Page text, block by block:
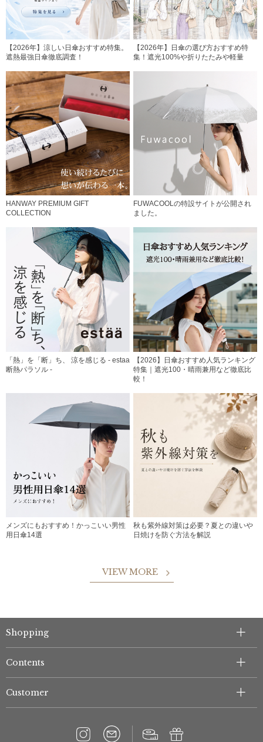
【2026年】涼しい日傘おすすめ特集。
遮熱最強日傘徹底調査！
【2026年】日傘の選び方おすすめ特
集！遮光100%や折りたたみや軽量
HANWAY PREMIUM GIFT
COLLECTION
FUWACOOLの特設サイトが公開され
ました。
「熱」を「断」ち、 涼を感じる - estaa
断熱パラソル -
【2026】日傘おすすめ人気ランキング
特集｜遮光100・晴雨兼用など徹底比
較！
メンズにもおすすめ！かっこいい男性
用日傘14選
秋も紫外線対策は必要？夏との違いや
日焼けを防ぐ方法を解説
VIEW MORE
Shopping
Contents
Customer